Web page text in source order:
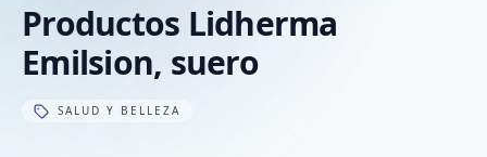
Productos Lidherma
Emilsion, suero
SALUD Y BELLEZA